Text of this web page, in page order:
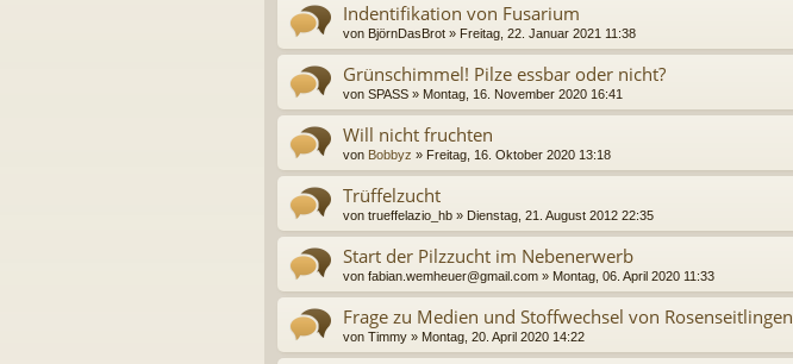
Indentifikation von Fusarium
von BjörnDasBrot » Freitag, 22. Januar 2021 11:38
Grünschimmel! Pilze essbar oder nicht?
von SPASS » Montag, 16. November 2020 16:41
Will nicht fruchten
von Bobbyz » Freitag, 16. Oktober 2020 13:18
Trüffelzucht
von trueffelazio_hb » Dienstag, 21. August 2012 22:35
Start der Pilzzucht im Nebenerwerb
von fabian.wemheuer@gmail.com » Montag, 06. April 2020 11:33
Frage zu Medien und Stoffwechsel von Rosenseitlingen
von Timmy » Montag, 20. April 2020 14:22